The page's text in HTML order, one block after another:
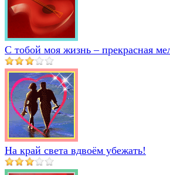
С тобой моя жизнь – прекрасная
На край света вдвоём убежать!